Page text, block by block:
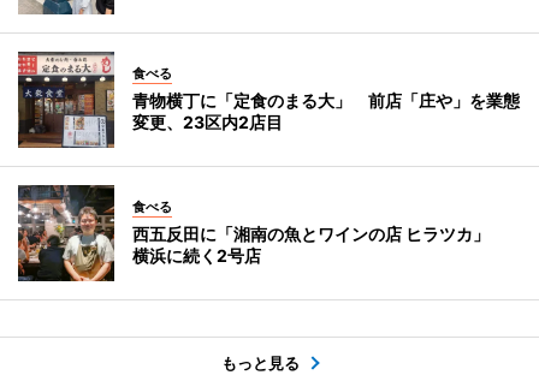
食べる
青物横丁に「定食のまる大」 前店「庄や」を業態
変更、23区内2店目
食べる
西五反田に「湘南の魚とワインの店 ヒラツカ」
横浜に続く2号店
もっと見る